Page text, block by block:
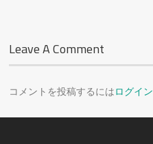
Leave A Comment
コメントを投稿するにはログイン